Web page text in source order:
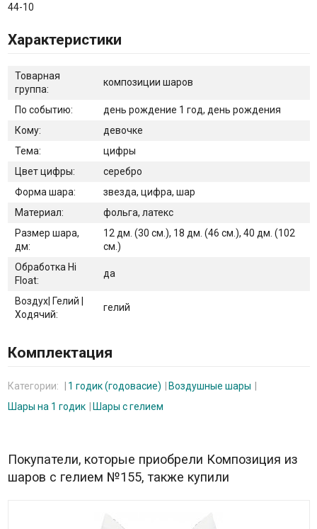
44-10
Характеристики
Товарная
группа:
композиции шаров
По событию:
день рождение 1 год, день рождения
Кому:
девочке
Тема:
цифры
Цвет цифры:
серебро
Форма шара:
звезда, цифра, шар
Материал:
фольга, латекс
Размер шара,
дм:
12 дм. (30 см.), 18 дм. (46 см.), 40 дм. (102
см.)
Обработка Hi
Float:
да
Воздух| Гелий |
Ходячий:
гелий
Комплектация
Категории: 1 годик (годовасие)
Воздушные шары
Шары на 1 годик
Шары с гелием
Покупатели, которые приобрели Композиция из
шаров с гелием №155, также купили